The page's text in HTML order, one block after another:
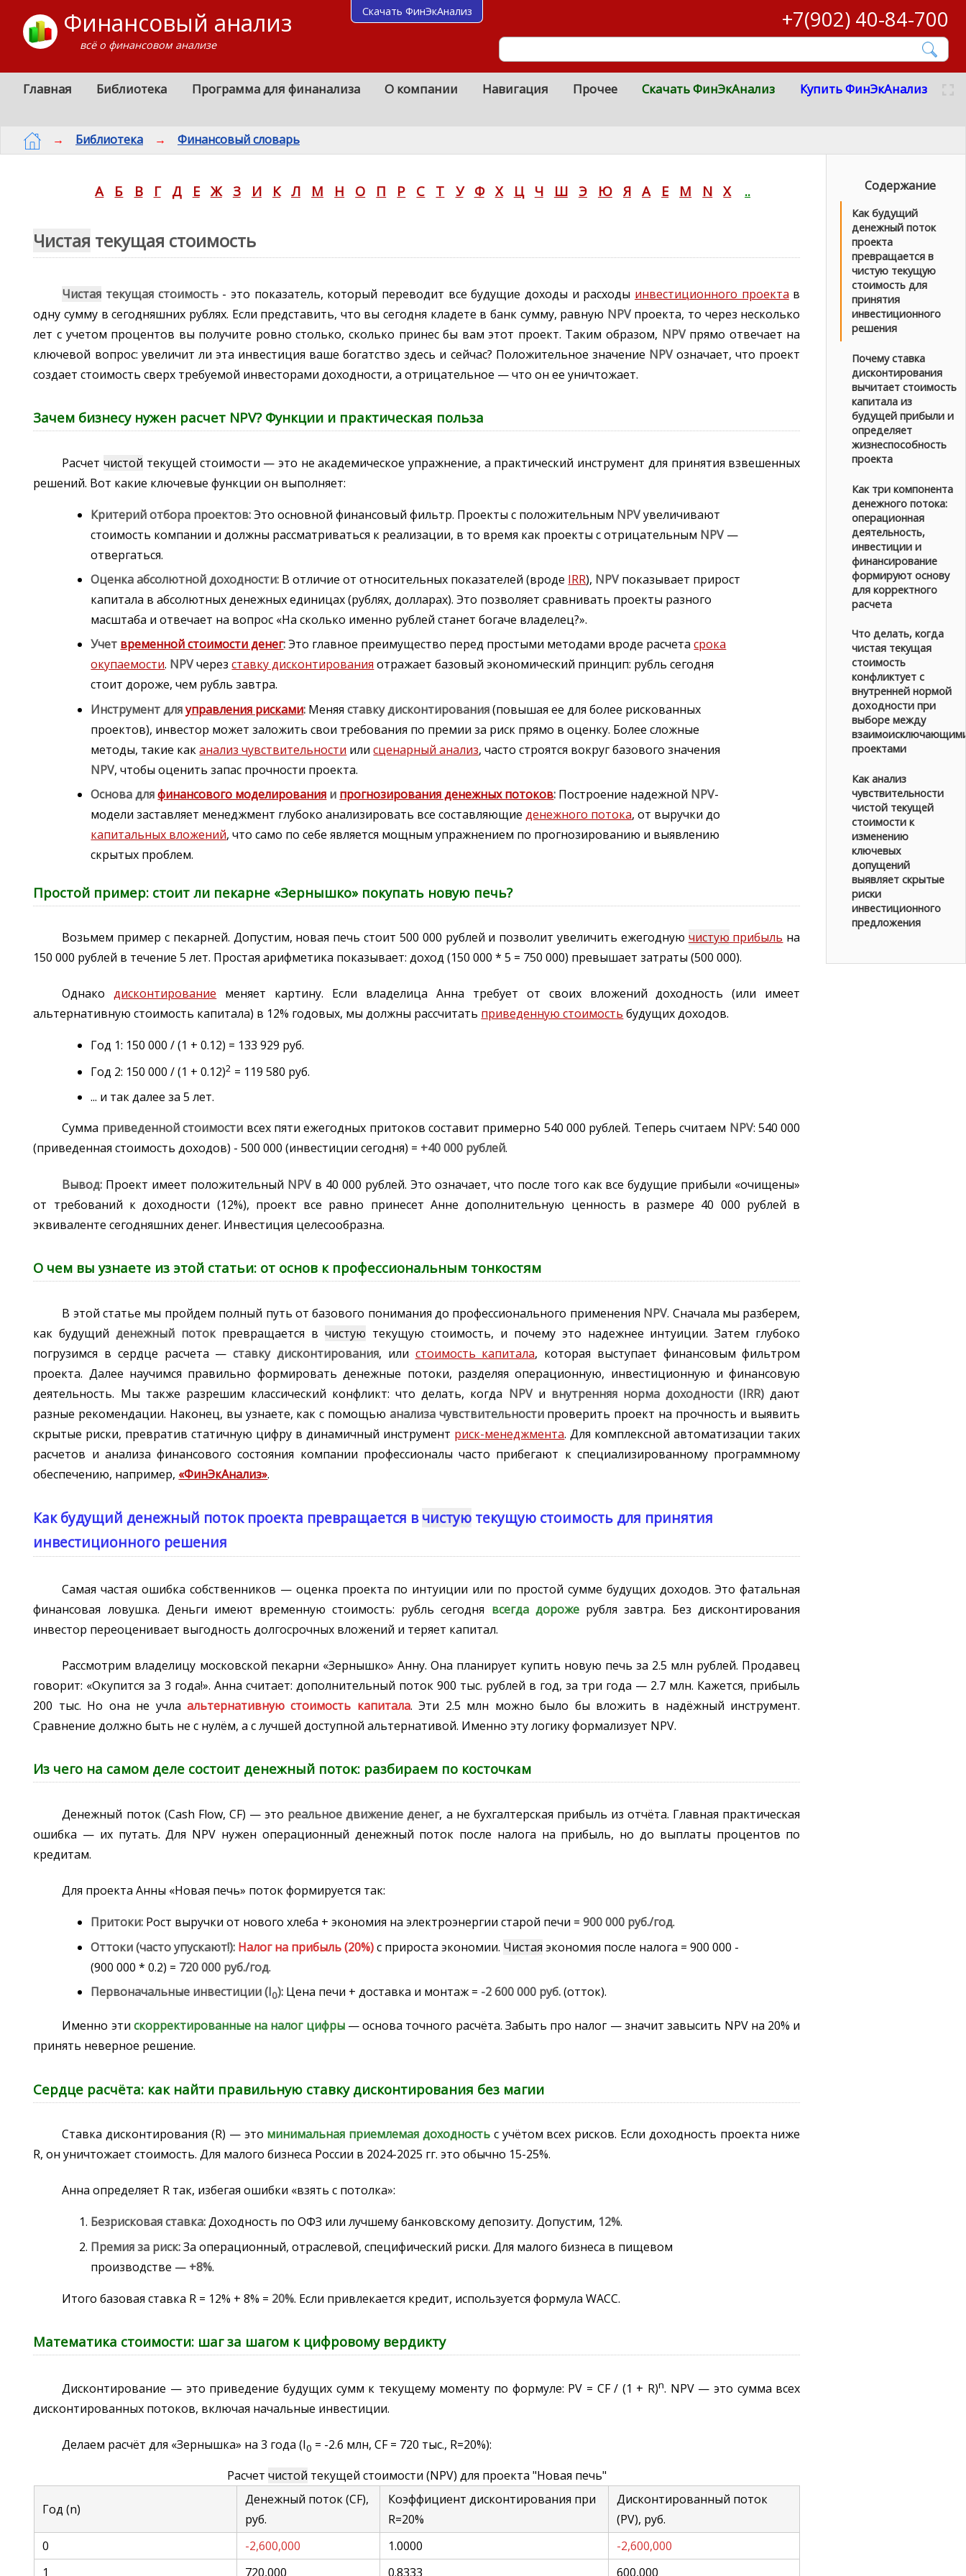
Финансовый анализ
всё о финансовом анализе
+7(902) 40-84-700
Главная Библиотека Программа для финанализа О компании Навигация Прочее Скачать ФинЭкАнализ Купить ФинЭкАнализ
→ Библиотека → Финансовый словарь
А Б В Г Д Е Ж З И К Л М Н О П Р С Т У Ф Х Ц Ч Ш Э Ю Я A E M N X ..
Чистая текущая стоимость
Чистая текущая стоимость- это показатель, который переводит все будущие доходы и расходы инвестиционного проекта в
одну сумму в сегодняшних рублях. Если представить, что вы сегодня кладете в банк сумму, равную NPVпроекта, то через несколько
лет с учетом процентов вы получите ровно столько, сколько принес бы вам этот проект. Таким образом, NPVпрямо отвечает на
ключевой вопрос: увеличит ли эта инвестиция ваше богатство здесь и сейчас? Положительное значение NPVозначает, что проект
создает стоимость сверх требуемой инвесторами доходности, а отрицательное — что он ее уничтожает.
Зачем бизнесу нужен расчет NPV? Функции и практическая польза
Расчетчистой текущей стоимости — это не академическое упражнение, а практический инструмент для принятия взвешенных
решений. Вот какие ключевые функции он выполняет:
Критерий отбора проектов:Это основной финансовый фильтр. Проекты с положительным NPVувеличивают
стоимость компании и должны рассматриваться к реализации, в то время как проекты с отрицательным NPV—
отвергаться.
Оценка абсолютной доходности: В отличие от относительных показателей (вроде IRR), NPVпоказывает прирост
капитала в абсолютных денежных единицах (рублях, долларах). Это позволяет сравнивать проекты разного
масштаба и отвечает на вопрос «На сколько именно рублей станет богаче владелец?».
Учет временной стоимости денег:Это главное преимущество перед простыми методами вроде расчетасрока
окупаемости. NPVчерезставку дисконтирования отражает базовый экономический принцип: рубль сегодня
стоит дороже, чем рубль завтра.
Инструмент дляуправления рисками: Меняяставку дисконтирования(повышая ее для более рискованных
проектов), инвестор может заложить свои требования по премии за риск прямо в оценку. Более сложные
методы, такие каканализ чувствительности илисценарный анализ, часто строятся вокруг базового значения
NPV, чтобы оценить запас прочности проекта.
Основа дляфинансового моделирования и прогнозирования денежных потоков: Построение надежной NPV-
модели заставляет менеджмент глубоко анализировать все составляющиеденежного потока, от выручки до
капитальных вложений, что само по себе является мощным упражнением по прогнозированию и выявлению
скрытых проблем.
Простой пример: стоит ли пекарне «Зернышко» покупать новую печь?
Возьмем пример с пекарней. Допустим, новая печь стоит 500 000 рублей и позволит увеличить ежегодную чистую прибыль на
150 000 рублей в течение 5 лет. Простая арифметика показывает: доход (150 000 * 5 = 750 000) превышает затраты (500 000).
Однакодисконтирование меняет картину. Если владелица Анна требует от своих вложений доходность (или имеет
альтернативную стоимость капитала) в 12% годовых, мы должны рассчитать приведенную стоимость будущих доходов.
Год 1: 150 000 / (1 + 0.12) = 133 929 руб.
Год 2: 150 000 / (1 + 0.12)2 = 119 580 руб.
... и так далее за 5 лет.
Сумма приведенной стоимости всех пяти ежегодных притоков составит примерно 540 000 рублей. Теперь считаем NPV: 540 000
(приведенная стоимость доходов) - 500 000 (инвестиции сегодня) = +40 000 рублей.
Вывод: Проект имеет положительный NPVв 40 000 рублей. Это означает, что после того как все будущие прибыли «очищены»
от требований к доходности (12%), проект все равно принесет Анне дополнительную ценность в размере 40 000 рублей в
эквиваленте сегодняшних денег. Инвестиция целесообразна.
О чем вы узнаете из этой статьи: от основ к профессиональным тонкостям
В этой статье мы пройдем полный путь от базового понимания до профессионального применения NPV. Сначала мы разберем,
как будущийденежный потокпревращается в чистую текущую стоимость, и почему это надежнее интуиции. Затем глубоко
погрузимся в сердце расчета —ставку дисконтирования, или стоимость капитала, которая выступает финансовым фильтром
проекта. Далее научимся правильно формировать денежные потоки, разделяя операционную, инвестиционную и финансовую
деятельность. Мы также разрешим классический конфликт: что делать, когда NPVи внутренняя норма доходности (IRR) дают
разные рекомендации. Наконец, вы узнаете, как с помощью анализа чувствительностипроверить проект на прочность и выявить
скрытые риски, превратив статичную цифру в динамичный инструмент риск-менеджмента. Для комплексной автоматизации таких
расчетов и анализа финансового состояния компании профессионалы часто прибегают к специализированному программному
обеспечению, например, «ФинЭкАнализ».
Как будущий денежный поток проекта превращается вчистую текущую стоимость для принятия
инвестиционного решения
Самая частая ошибка собственников — оценка проекта по интуиции или по простой сумме будущих доходов. Это фатальная
финансовая ловушка. Деньги имеют временную стоимость: рубль сегодня всегда дорожерубля завтра. Без дисконтирования
инвестор переоценивает выгодность долгосрочных вложений и теряет капитал.
Рассмотрим владелицу московской пекарни «Зернышко» Анну. Она планирует купить новую печь за 2.5 млн рублей. Продавец
говорит: «Окупится за 3 года!». Анна считает: дополнительный поток 900 тыс. рублей в год, за три года — 2.7 млн. Кажется, прибыль
200 тыс. Но она не учлаальтернативную стоимость капитала. Эти 2.5 млн можно было бы вложить в надёжный инструмент.
Сравнение должно быть не с нулём, а с лучшей доступной альтернативой. Именно эту логику формализует NPV.
Из чего на самом деле состоит денежный поток: разбираем по косточкам
Денежный поток (Cash Flow, CF) — это реальное движение денег, а не бухгалтерская прибыль из отчёта. Главная практическая
ошибка — их путать. Для NPV нужен операционный денежный поток после налога на прибыль, но до выплаты процентов по
кредитам.
Для проекта Анны «Новая печь» поток формируется так:
Притоки: Рост выручки от нового хлеба + экономия на электроэнергии старой печи =900 000 руб./год.
Оттоки (часто упускают!): Налог на прибыль (20%)с прироста экономии. Чистая экономия после налога = 900 000 -
(900 000 * 0.2) = 720 000 руб./год.
Первоначальные инвестиции (I0): Цена печи + доставка и монтаж = -2 600 000 руб.(отток).
Именно эти скорректированные на налог цифры— основа точного расчёта. Забыть про налог — значит завысить NPV на 20% и
принять неверное решение.
Сердце расчёта: как найти правильную ставку дисконтирования без магии
Ставка дисконтирования (R) — это минимальная приемлемая доходностьс учётом всех рисков. Если доходность проекта ниже
R, он уничтожает стоимость. Для малого бизнеса России в 2024-2025 гг. это обычно 15-25%.
Анна определяет R так, избегая ошибки «взять с потолка»:
Безрисковая ставка:Доходность по ОФЗ или лучшему банковскому депозиту. Допустим, 12%.
Премия за риск:За операционный, отраслевой, специфический риски. Для малого бизнеса в пищевом
производстве — +8%.
Итого базовая ставка R = 12% + 8% = 20%. Если привлекается кредит, используется формула WACC.
Математика стоимости: шаг за шагом к цифровому вердикту
Дисконтирование — это приведение будущих сумм к текущему моменту по формуле: PV = CF / (1 + R)n. NPV — это сумма всех
дисконтированных потоков, включая начальные инвестиции.
Делаем расчёт для «Зернышка» на 3 года (I0 = -2.6 млн, CF = 720 тыс., R=20%):
Расчет чистой текущей стоимости (NPV) для проекта "Новая печь"
Год (n)
Денежный поток (CF),
руб.
Коэффициент дисконтирования при
R=20%
Дисконтированный поток
(PV), руб.
0
-2,600,000 1.0000
-2,600,000
1
720,000 0.8333 600,000
Содержание
Как будущий
денежный поток
проекта
превращается в
чистую текущую
стоимость для
принятия
инвестиционного
решения
Почему ставка
дисконтирования
вычитает стоимость
капитала из
будущей прибыли и
определяет
жизнеспособность
проекта
Как три компонента
денежного потока:
операционная
деятельность,
инвестиции и
финансирование
формируют основу
для корректного
расчета
Что делать, когда
чистая текущая
стоимость
конфликтует с
внутренней нормой
доходности при
выборе между
проектами
Как анализ
чувствительности
чистой текущей
стоимости к
изменению
ключевых
допущений
выявляет скрытые
риски
инвестиционного
предложения
Скачать ФинЭкАнализ